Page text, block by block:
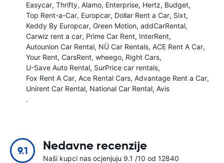
Easycar Thrifty Alamo Enterprise Hertz Budget
Top Rent-a-Car Europcar Dollar Rent a Car Sixt
Keddy By Europcar Green Motion addCarRental
Carwiz rent a car Prime Car Rent InterRent
Autounion Car Rental NÜ Car Rentals ACE Rent A Car
Your Rent CarsRent wheego Right Cars
U-Save Auto Rental SurPrice car rentals
Fox Rent A Car Ace Rental Cars Advantage Rent a Car
Unirent Car Rental National Car Rental Avis
.
9.1 Nedavne recenzije
Naši kupci nas ocjenjuju 9.1 /10 od 12840